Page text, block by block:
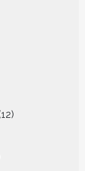
12
producten